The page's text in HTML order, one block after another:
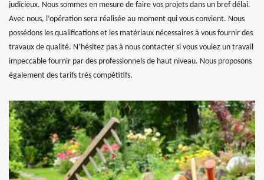
judicieux. Nous sommes en mesure de faire vos projets dans un bref délai.
Avec nous, l’opération sera réalisée au moment qui vous convient. Nous
possédons les qualifications et les matériaux nécessaires à vous fournir des
travaux de qualité. N’hésitez pas à nous contacter si vous voulez un travail
impeccable fournir par des professionnels de haut niveau. Nous proposons
également des tarifs très compétitifs.